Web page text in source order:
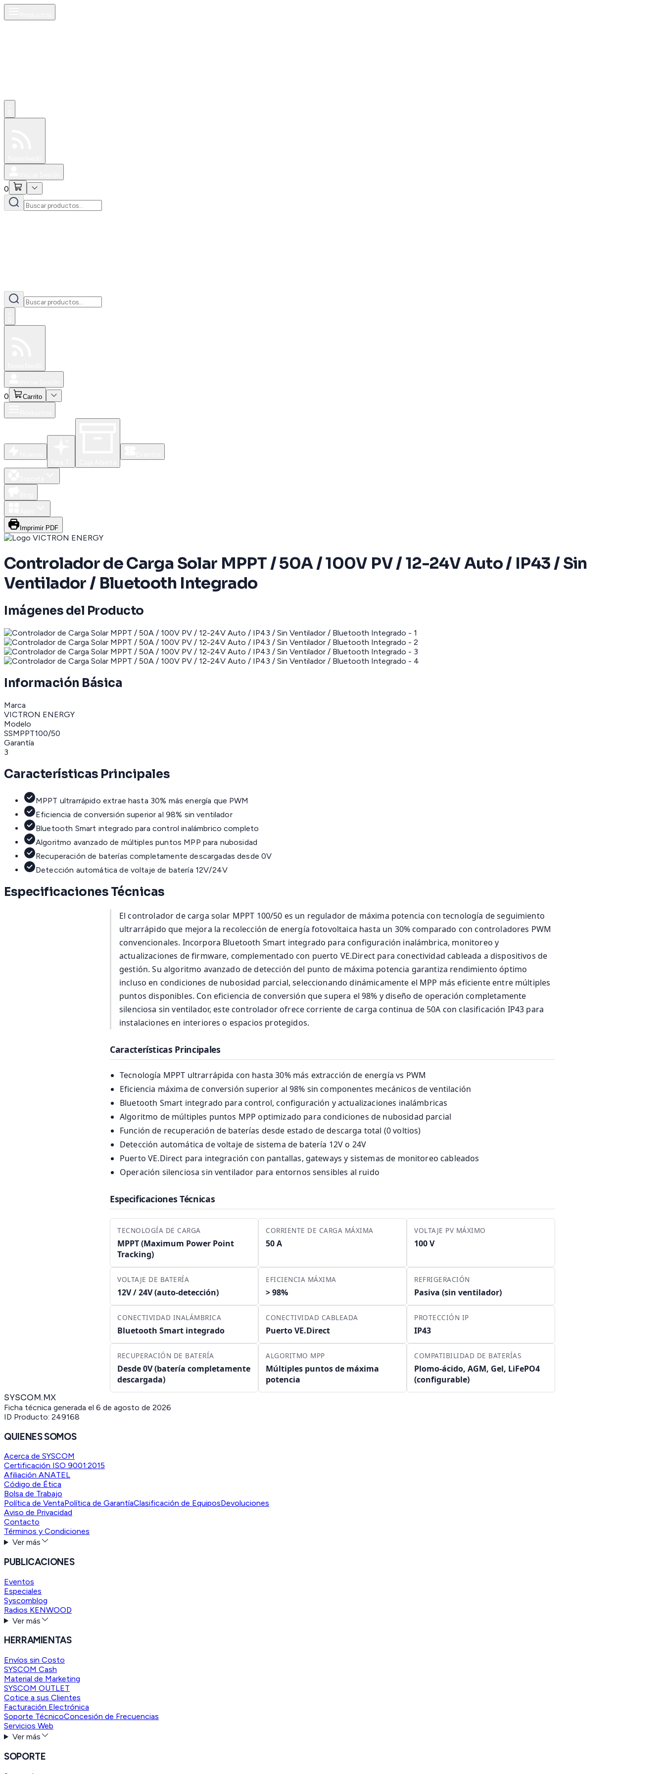
0
0 Carrito
Imprimir PDF
Controlador de Carga Solar MPPT / 50A / 100V PV / 12-24V Auto / IP43 / Sin
Ventilador / Bluetooth Integrado
Imágenes del Producto
Información Básica
Marca
VICTRON ENERGY
Modelo
SSMPPT100/50
Garantía
3
Características Principales
MPPT ultrarrápido extrae hasta 30% más energía que PWM
Eficiencia de conversión superior al 98% sin ventilador
Bluetooth Smart integrado para control inalámbrico completo
Algoritmo avanzado de múltiples puntos MPP para nubosidad
Recuperación de baterías completamente descargadas desde 0V
Detección automática de voltaje de batería 12V/24V
Especificaciones Técnicas
El controlador de carga solar MPPT 100/50 es un regulador de máxima potencia con tecnología de seguimiento
ultrarrápido que mejora la recolección de energía fotovoltaica hasta un 30% comparado con controladores PWM
convencionales. Incorpora Bluetooth Smart integrado para configuración inalámbrica, monitoreo y
actualizaciones de firmware, complementado con puerto VE.Direct para conectividad cableada a dispositivos de
gestión. Su algoritmo avanzado de detección del punto de máxima potencia garantiza rendimiento óptimo
incluso en condiciones de nubosidad parcial, seleccionando dinámicamente el MPP más eficiente entre múltiples
puntos disponibles. Con eficiencia de conversión que supera el 98% y diseño de operación completamente
silenciosa sin ventilador, este controlador ofrece corriente de carga continua de 50A con clasificación IP43 para
instalaciones en interiores o espacios protegidos.
Características Principales
Tecnología MPPT ultrarrápida con hasta 30% más extracción de energía vs PWM
Eficiencia máxima de conversión superior al 98% sin componentes mecánicos de ventilación
Bluetooth Smart integrado para control, configuración y actualizaciones inalámbricas
Algoritmo de múltiples puntos MPP optimizado para condiciones de nubosidad parcial
Función de recuperación de baterías desde estado de descarga total (0 voltios)
Detección automática de voltaje de sistema de batería 12V o 24V
Puerto VE.Direct para integración con pantallas, gateways y sistemas de monitoreo cableados
Operación silenciosa sin ventilador para entornos sensibles al ruido
Especificaciones Técnicas
TECNOLOGÍA DE CARGA
MPPT (Maximum Power Point
Tracking)
CORRIENTE DE CARGA MÁXIMA
50 A
VOLTAJE PV MÁXIMO
100 V
VOLTAJE DE BATERÍA
12V / 24V (auto-detección)
EFICIENCIA MÁXIMA
> 98%
REFRIGERACIÓN
Pasiva (sin ventilador)
CONECTIVIDAD INALÁMBRICA
Bluetooth Smart integrado
CONECTIVIDAD CABLEADA
Puerto VE.Direct
PROTECCIÓN IP
IP43
RECUPERACIÓN DE BATERÍA
Desde 0V (batería completamente
descargada)
ALGORITMO MPP
Múltiples puntos de máxima
potencia
COMPATIBILIDAD DE BATERÍAS
Plomo-ácido, AGM, Gel, LiFePO4
(configurable)
SYSCOM.MX
Ficha técnica generada el 6 de agosto de 2026
ID Producto: 249168
QUIENES SOMOS
Acerca de SYSCOM
Certificación ISO 9001:2015
Afiliación ANATEL
Código de Ética
Bolsa de Trabajo
Política de VentaPolítica de GarantíaClasificación de EquiposDevoluciones
Aviso de Privacidad
Contacto
Términos y Condiciones
Ver más
PUBLICACIONES
Eventos
Especiales
Syscomblog
Radios KENWOOD
Ver más
HERRAMIENTAS
Envíos sin Costo
SYSCOM Cash
Material de Marketing
SYSCOM OUTLET
Cotice a sus Clientes
Facturación Electrónica
Soporte TécnicoConcesión de Frecuencias
Servicios Web
Ver más
SOPORTE